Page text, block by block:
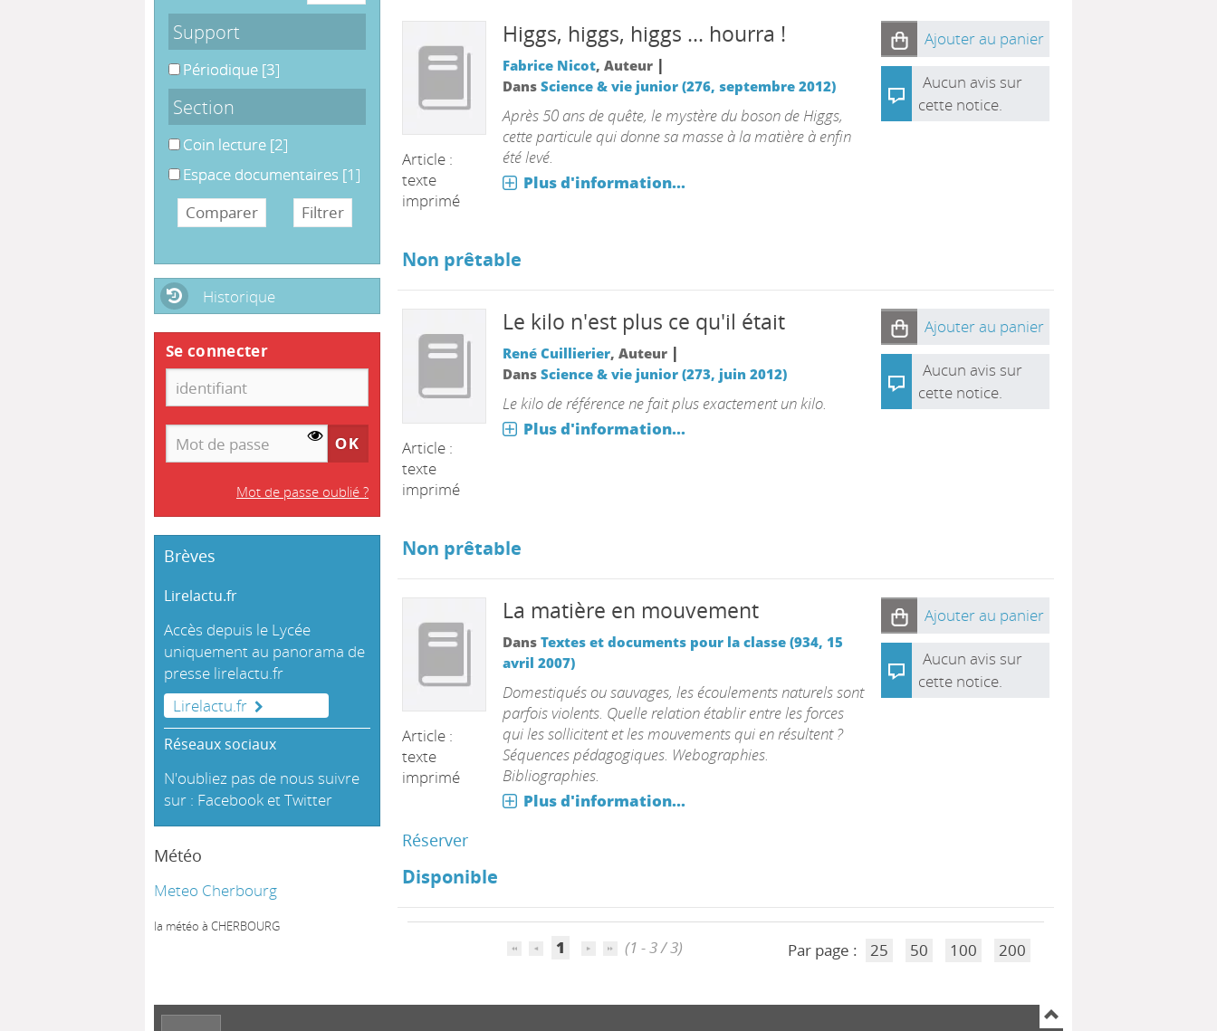
Article :
texte
imprimé
Higgs, higgs, higgs ... hourra !
Fabrice Nicot, Auteur |
Dans Science & vie junior (276, septembre 2012)
Après 50 ans de quête, le mystère du boson de Higgs,
cette particule qui donne sa masse à la matière à enfin
été levé.
Plus d'information...
Ajouter au panier
Aucun avis sur
cette notice.
Non prêtable
Article :
texte
imprimé
Le kilo n'est plus ce qu'il était
René Cuillierier, Auteur |
Dans Science & vie junior (273, juin 2012)
Le kilo de référence ne fait plus exactement un kilo.
Plus d'information...
Ajouter au panier
Aucun avis sur
cette notice.
Non prêtable
Article :
texte
imprimé
La matière en mouvement
Dans Textes et documents pour la classe (934, 15
avril 2007)
Domestiqués ou sauvages, les écoulements naturels sont
parfois violents. Quelle relation établir entre les forces
qui les sollicitent et les mouvements qui en résultent ?
Séquences pédagogiques. Webographies.
Bibliographies.
Plus d'information...
Ajouter au panier
Aucun avis sur
cette notice.
Réserver
Disponible
1 (1 - 3 / 3) Par page : 25 50 100 200
Support
Périodique [3]
Section
Coin lecture [2]
Espace documentaires [1]
Historique
Se connecter
Mot de passe oublié ?
Brèves
Lirelactu.fr
Accès depuis le Lycée
uniquement au panorama de
presse lirelactu.fr
Lirelactu.fr
Réseaux sociaux
N'oubliez pas de nous suivre
sur : Facebook etTwitter
Météo
Meteo Cherbourg
la météo à CHERBOURG